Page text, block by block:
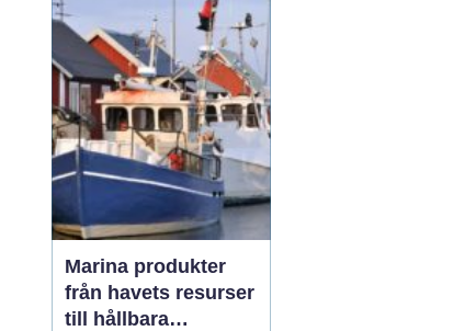
själv. I Älvsjö fi...
Marina produkter
från havets resurser
till hållbara